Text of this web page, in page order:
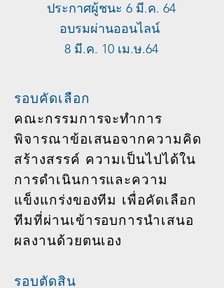
ประกาศผู้ชนะ 6 มี.ค. 64
อบรมผ่านออนไลน์
8 มี.ค. 10 เม.ษ.64
รอบคัดเลือก
คณะกรรมการจะทำการ
พิจารณาข้อเสนอจากความคิด
สร้างสรรค์ ความเป็นไปได้ใน
การดำเนินการและความ
แข็งแกร่งของทีม เพื่อคัดเลือก
ทีมที่ผ่านเข้ารอบการนำเสนอ
ผลงานด้วยตนเอง
รอบตัดสิน